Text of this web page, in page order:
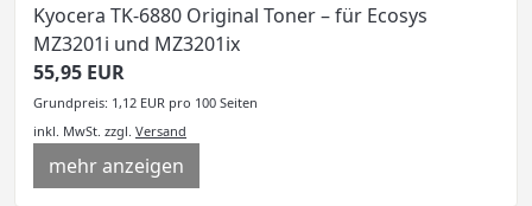
Kyocera TK-6880 Original Toner – für Ecosys
MZ3201i und MZ3201ix
55,95 EUR
Grundpreis: 1,12 EUR pro 100 Seiten
inkl. MwSt. zzgl. Versand
mehr anzeigen